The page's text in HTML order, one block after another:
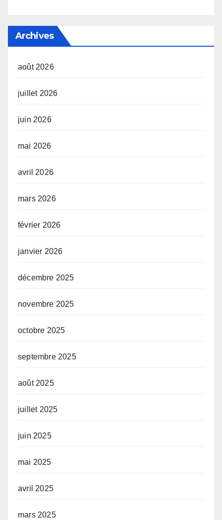
Archives
août 2026
juillet 2026
juin 2026
mai 2026
avril 2026
mars 2026
février 2026
janvier 2026
décembre 2025
novembre 2025
octobre 2025
septembre 2025
août 2025
juillet 2025
juin 2025
mai 2025
avril 2025
mars 2025